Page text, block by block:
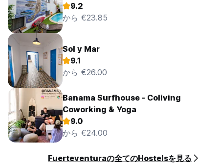
9.2
から €23.85
Sol y Mar
9.1
から €26.00
Banama Surfhouse - Coliving
Coworking & Yoga
9.0
から €24.00
Fuerteventuraの全てのHostelsを見る